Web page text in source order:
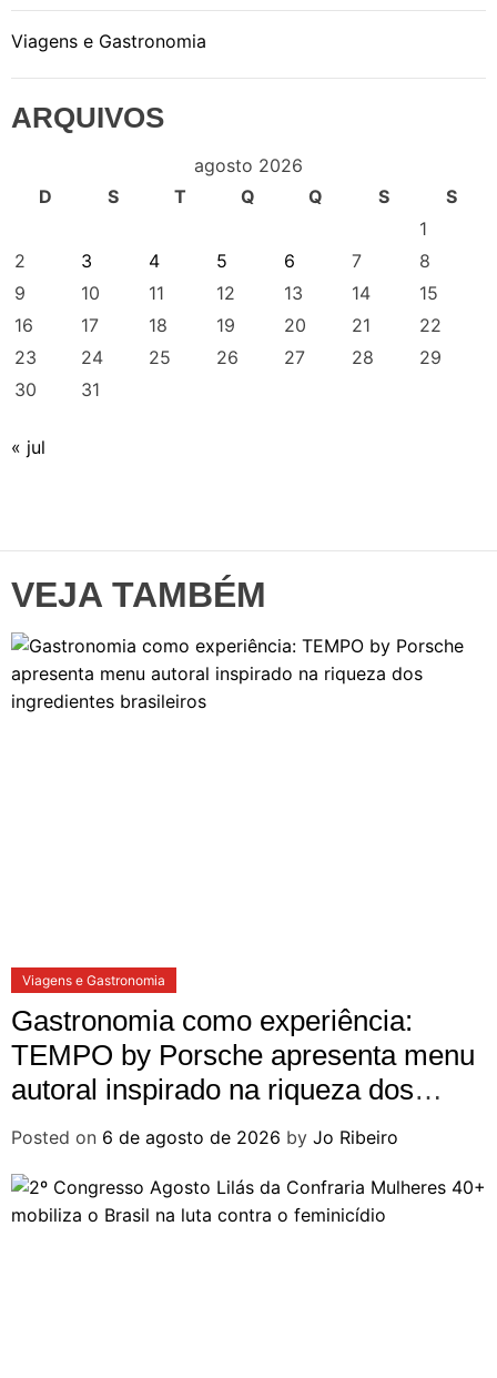
Viagens e Gastronomia
ARQUIVOS
agosto 2026
D
S T Q Q S
S
1
2
3 4 5 6 7
8
9
10 11 12 13 14
15
16
17 18 19 20 21
22
23
24 25 26 27 28
29
30
31
« jul
VEJA TAMBÉM
Viagens e Gastronomia
Gastronomia como experiência:
TEMPO by Porsche apresenta menu
autoral inspirado na riqueza dos
ingredientes brasileiros
Posted on 6 de agosto de 2026 by Jo Ribeiro